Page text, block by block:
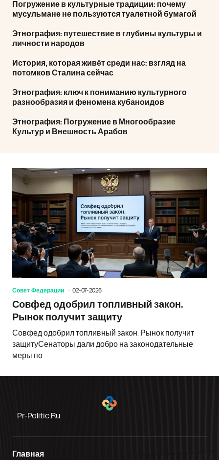
Погружение в культурные традиции: почему
мусульмане не пользуются туалетной бумагой
Этнография: путешествие в глубины культуры и
личности народов
История, которая живёт среди нас: взгляд на
потомков Сталина сейчас
Этнография: ключ к пониманию культурного
разнообразия и феномена кубаноидов
Этнография: Погружение в Многообразие
Культур и Внешность Арабов
Совет Федерации 02-07-2026
Совфед одобрил топливный закон.
Рынок получит защиту
Совфед одобрил топливный закон. Рынок получит
защитуСенаторы дали добро на законодательные
меры по
Pr-Politic.ru
Главная